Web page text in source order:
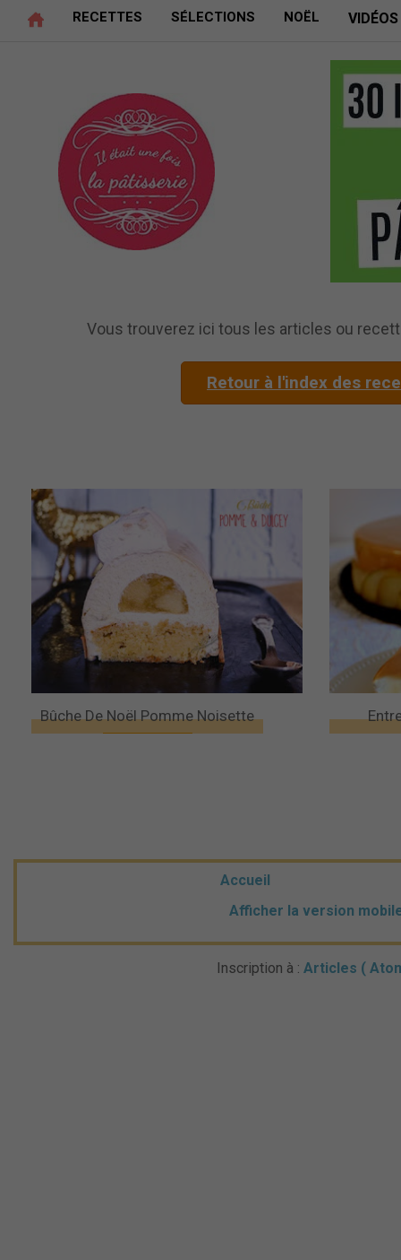
RECETTES SÉLECTIONS NOËL VIDÉOS
Vous trouverez ici tous les articles ou
Retour à l'index des
Bûche De Noël Pomme Noisette
Accueil
Afficher la version
Inscription à :Articles (